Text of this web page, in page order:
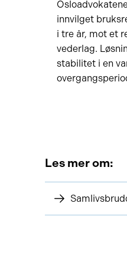
innvilget
i tre år, mot et
vederlag.
stabilitet i en
Les mer om: